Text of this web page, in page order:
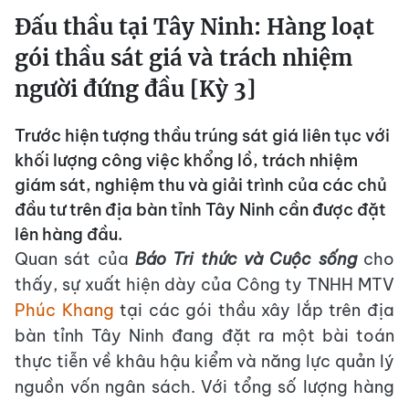
Đấu thầu tại Tây Ninh: Hàng loạt
gói thầu sát giá và trách nhiệm
người đứng đầu [Kỳ 3]
Trước hiện tượng thầu trúng sát giá liên tục với
khối lượng công việc khổng lồ, trách nhiệm
giám sát, nghiệm thu và giải trình của các chủ
đầu tư trên địa bàn tỉnh Tây Ninh cần được đặt
lên hàng đầu.
Quan sát của Báo Tri thức và Cuộc sốngcho
thấy, sự xuất hiện dày của Công ty TNHH MTV
Phúc Khang tại các gói thầu xây lắp trên địa
bàn tỉnh Tây Ninh đang đặt ra một bài toán
thực tiễn về khâu hậu kiểm và năng lực quản lý
nguồn vốn ngân sách. Với tổng số lượng hàng